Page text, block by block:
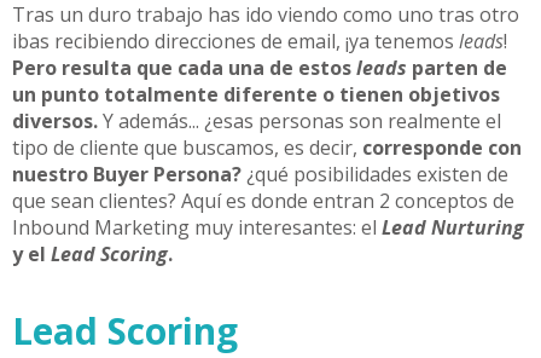
Tras un duro trabajo has ido viendo como uno tras otro
ibas recibiendo direcciones de email, ¡ya tenemos leads!
Pero resulta que cada una de estosleads parten de
un punto totalmente diferente o tienen objetivos
diversos.Y además... ¿esas personas son realmente el
tipo de cliente que buscamos, es decir, corresponde con
nuestro Buyer Persona? ¿qué posibilidades existen de
que sean clientes? Aquí es donde entran 2 conceptos de
Inbound Marketing muy interesantes: el Lead Nurturing
y el Lead Scoring.
Lead Scoring